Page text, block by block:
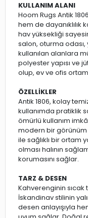
KULLANIM ALANI
Hoom Rugs Antik
hem de dayanıklılık
hav yüksekliği
salon, oturma
kullanılan alanlara
polyester yapısı ve
olup, ev ve ofis
ÖZELLİKLER
Antik 1806, kolay
kullanımda pratiklik
ömürlü kullanım
modern bir görünüm
ile sağlıklı bir ortam
olması halının
korumasını sağlar.
TARZ & DESEN
Kahverenginin
İskandinav stilinin
desen anlayışıyla